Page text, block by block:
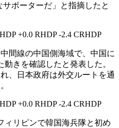
ポーターだ」と指摘したと
+0.0 RHDP -2.4 CRHDP
間線の中国側海域で、中国に
きを確認したと発表した。
、日本政府は外交ルートを通
+0.0 RHDP -2.4 CRHDP
ィリピンで韓国海兵隊と初め